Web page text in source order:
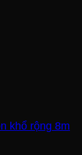
khổ rộng 8m